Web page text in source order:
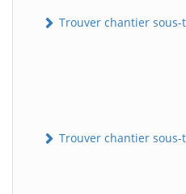
Trouver chantier
Trouver chantier